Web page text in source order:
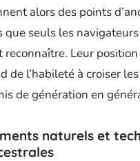
alors des points
que seuls les
reconnaître. Leur
de l’habileté à croiser
de génération en
naturels et